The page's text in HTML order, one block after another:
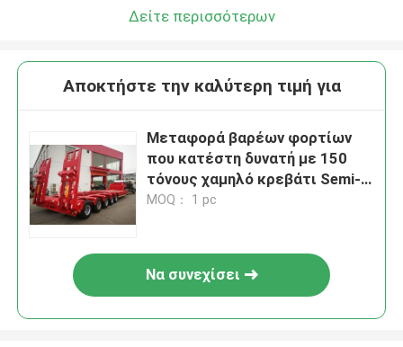
Δείτε περισσότερων
Αποκτήστε την καλύτερη τιμή για
Μεταφορά βαρέων φορτίων
που κατέστη δυνατή με 150
τόνους χαμηλό κρεβάτι Semi-
Trailer Q345B με T700 χάλυβα
MOQ： 1 pc
Να συνεχίσει